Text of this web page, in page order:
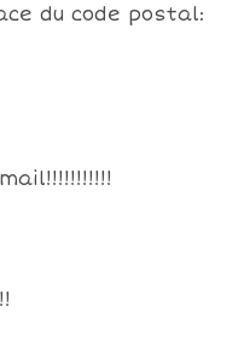
du code postal: